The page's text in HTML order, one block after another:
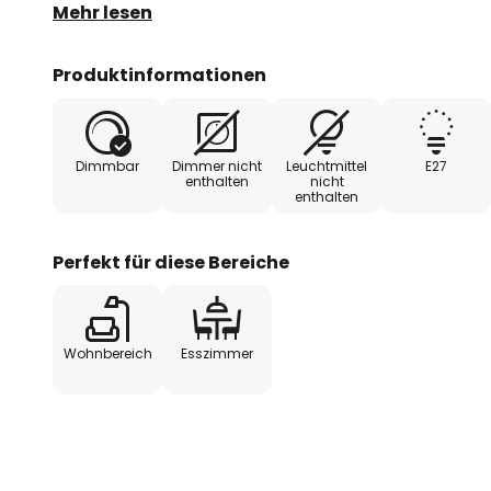
Optisch am besten wirkt die Hängeleuchte Agatha,
Mehr lesen
Produktinformationen
Dimmbar
Dimmer nicht
enthalten
Leuchtmittel
nicht
enthalten
E27
Perfekt für diese Bereiche
Wohnbereich Esszimmer